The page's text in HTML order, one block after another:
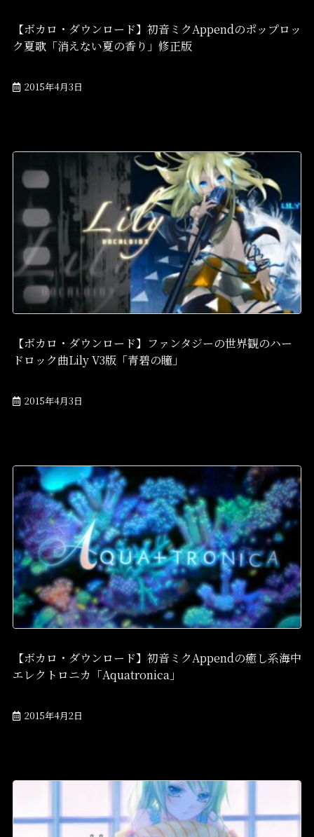
【ボカロ・ダウンロード】初音ミクAppendのポップロッ
ク夏歌「消えない夏の香り」修正版
2015年4月3日
【ボカロ・ダウンロード】ファンタジーの世界観のハー
ドロック曲Lily V3版「青碧の瞳」
2015年4月3日
【ボカロ・ダウンロード】初音ミクAppendの癒し系海中
エレクトロニカ「Aquatronica」
2015年4月2日